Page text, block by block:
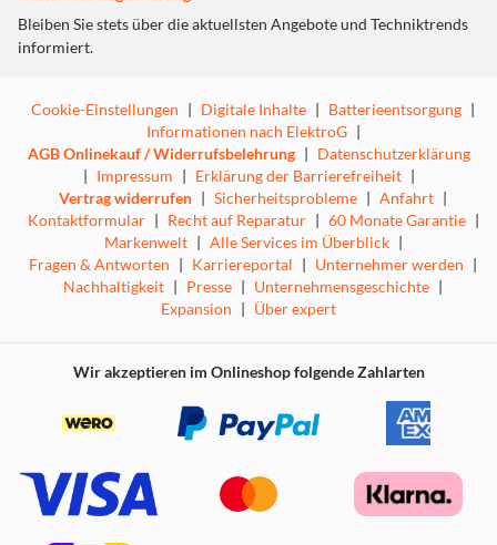
Das SmartSelect Connect Display und die AEG App zeigen
dir jeweils die Dauer und Energieeffizienz jedes
Nutze die App für Tipps zur Beladung, zu Programmen
und zur Maschinenpflege.
Bleiben Sie stets über die aktuellsten Angebote und Techniktrends
informiert.
Cookie-Einstellungen | Digitale Inhalte | Batterieentsorgung |
Informationen nach ElektroG |
AGB Onlinekauf / Widerrufsbelehrung | Datenschutzerklärung
| Impressum | Erklärung der Barrierefreiheit |
Vertrag widerrufen | Sicherheitsprobleme | Anfahrt |
Kontaktformular | Recht auf Reparatur | 60 Monate Garantie |
Markenwelt | Alle Services im Überblick |
Fragen & Antworten | Karriereportal | Unternehmer werden |
Nachhaltigkeit | Presse | Unternehmensgeschichte |
Expansion | Über expert
Wir akzeptieren im Onlineshop folgende Zahlarten